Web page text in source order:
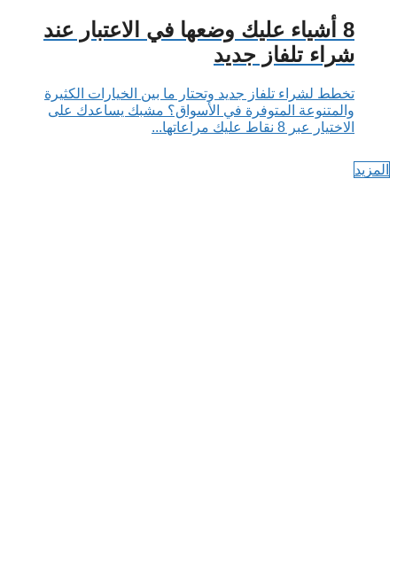
8 أشياء عليك وضعها في الاعتبار عند
شراء تلفاز جديد
تخطط لشراء تلفاز جديد وتحتار ما بين الخيارات الكثيرة
والمتنوعة المتوفرة في الأسواق؟ مشبك يساعدك على
الاختيار عبر 8 نقاط عليك مراعاتها...
المزيد